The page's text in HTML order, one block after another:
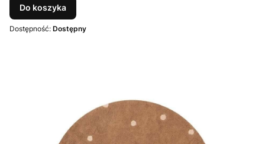
Do koszyka
Dostępność: Dostępny